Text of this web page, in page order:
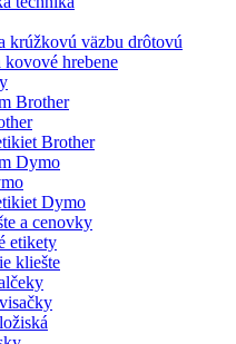
krúžkovú väzbu drôtovú
kovové hrebene
Brother
Brother
Dymo
Dymo
a cenovky
etikety
kliešte